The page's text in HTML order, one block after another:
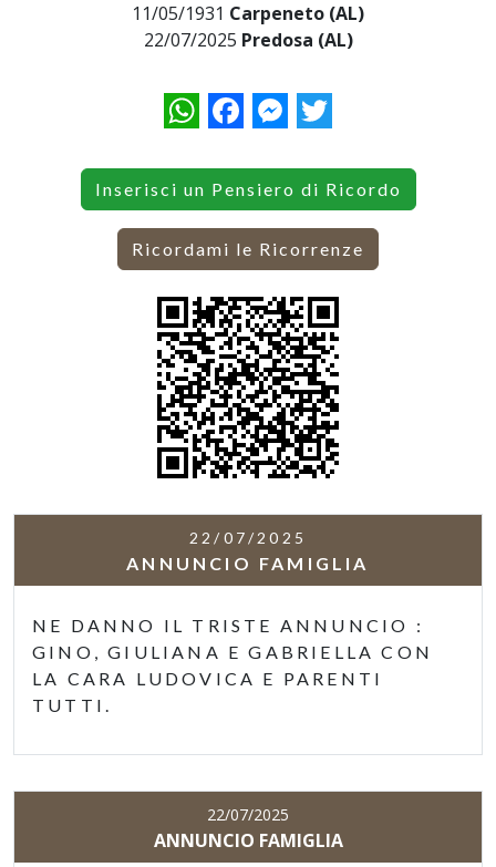
11/05/1931 Carpeneto (AL)
22/07/2025 Predosa (AL)
WhatsAppFacebookMessenger
Twitter
Inserisci un Pensiero di Ricordo
Ricordami le Ricorrenze
22/07/2025
ANNUNCIO FAMIGLIA
NE DANNO IL TRISTE ANNUNCIO :
GINO, GIULIANA E GABRIELLA CON
LA CARA LUDOVICA E PARENTI
TUTTI.
22/07/2025
ANNUNCIO FAMIGLIA